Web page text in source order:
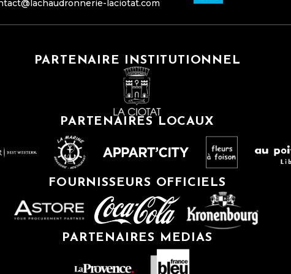
laciotat.com
PARTENAIRE INSTITUTIONNEL
PARTENAIRES LOCAUX
FOURNISSEURS OFFICIELS
PARTENAIRES MEDIAS